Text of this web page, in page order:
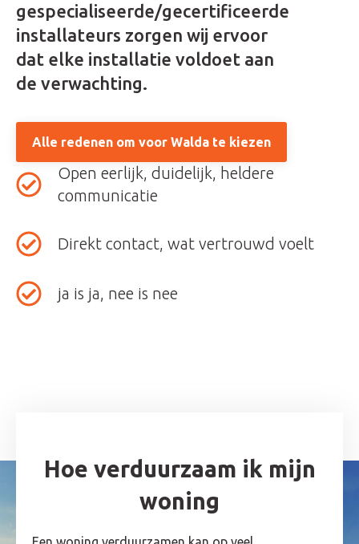
gespecialiseerde/gecertificeerde
installateurs zorgen wij ervoor
dat elke installatie voldoet aan
de verwachting.
Alle redenen om voor Walda te kiezen
Open eerlijk, duidelijk, heldere
communicatie
Direkt contact, wat vertrouwd voelt
ja is ja, nee is nee
Hoe verduurzaam ik mijn
woning